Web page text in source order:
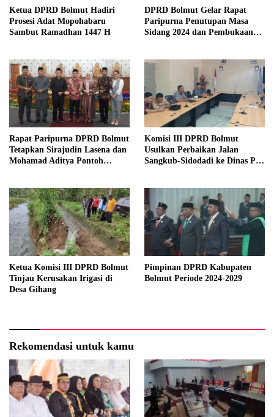
Ketua DPRD Bolmut Hadiri
Prosesi Adat Mopohabaru
Sambut Ramadhan 1447 H
DPRD Bolmut Gelar Rapat
Paripurna Penutupan Masa
Sidang 2024 dan Pembukaan
Rapat Paripurna DPRD Bolmut
Tetapkan Sirajudin Lasena dan
Mohamad Aditya Pontoh
Komisi III DPRD Bolmut
Usulkan Perbaikan Jalan
Sangkub-Sidodadi ke Dinas PU
Ketua Komisi III DPRD Bolmut
Tinjau Kerusakan Irigasi di
Desa Gihang
Pimpinan DPRD Kabupaten
Bolmut Periode 2024-2029
Rekomendasi untuk kamu